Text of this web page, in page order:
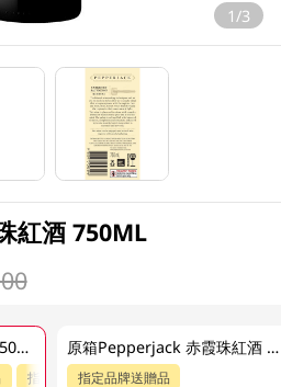
1/3
紅酒 750ML
Pepperjack 赤霞珠紅酒 750ML
指定分類85折
原箱Pepperjack 赤霞珠紅酒 6 X 750ML
指定品牌送贈品